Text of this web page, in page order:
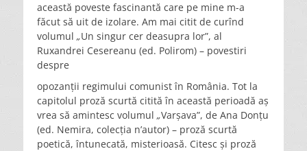
această poveste fascinantă care pe mine m-a
făcut să uit de izolare. Am mai citit de curînd
volumul „Un singur cer deasupra lor”, al
Ruxandrei Cesereanu (ed. Polirom) – povestiri
despre
opozanții regimului comunist în România. Tot la
capitolul proză scurtă citită în această perioadă aș
vrea să amintesc volumul „Varșava”, de Ana Donțu
(ed. Nemira, colecția n’autor) – proză scurtă
poetică, întunecată, misterioasă. Citesc și proză